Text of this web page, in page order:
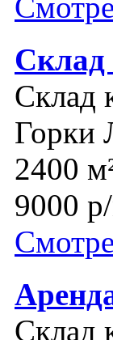
Склад
Склад
Горки
2400
9000
Склад